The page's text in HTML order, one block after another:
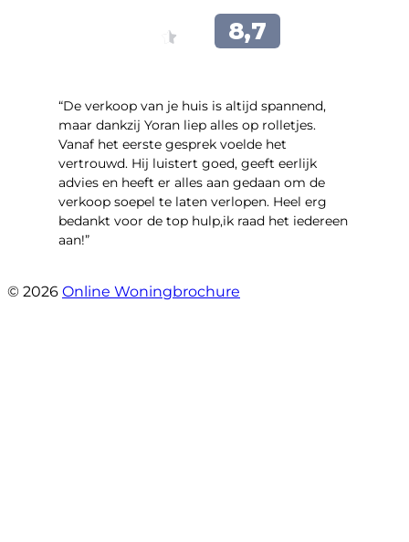
“​De verkoop van je huis is altijd spannend,
maar dankzij Yoran liep alles op rolletjes.
Vanaf het eerste gesprek voelde het
vertrouwd. Hij luistert goed, geeft eerlijk
advies en heeft er alles aan gedaan om de
verkoop soepel te laten verlopen. Heel erg
bedankt voor de top hulp,ik raad het iedereen
aan!”
© 2026 Online Woningbrochure